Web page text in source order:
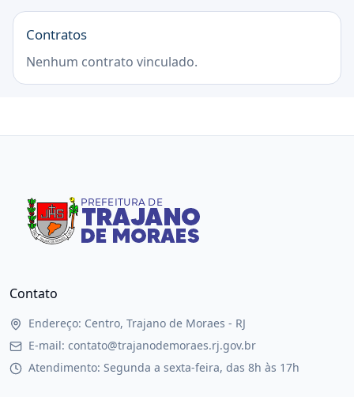
Contratos
Nenhum contrato vinculado.
Contato
Endereço: Centro, Trajano de Moraes - RJ
E-mail: contato@trajanodemoraes.rj.gov.br
Atendimento: Segunda a sexta-feira, das 8h às 17h